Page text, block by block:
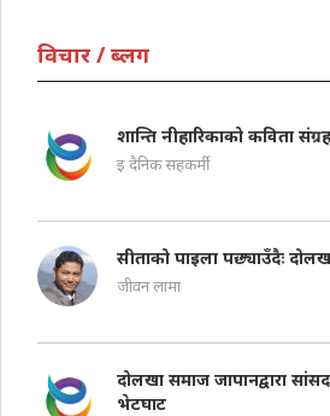
विचार / ब्लग
शान्ति नीहारिकाको कविता
इ दैनिक सहकर्मी
सीताको पाइला पछ्याउँदैः
जीवन लामा
दोलखा समाज जापानद्वारा
भेटघाट